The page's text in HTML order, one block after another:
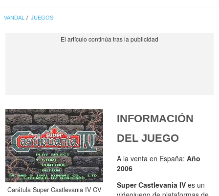
VANDAL JUEGOS
Carátula Super Castlevania IV CV
INFORMACIÓN
DEL JUEGO
A la venta en España:Año
2006
Super Castlevania IV es un